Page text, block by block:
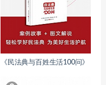
《民法典与百姓生活100问》